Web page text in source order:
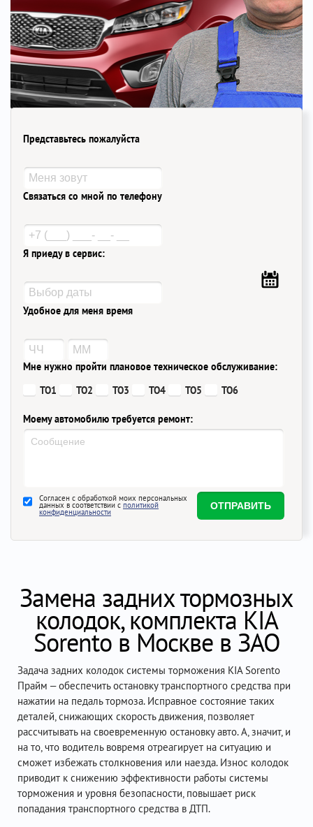
Представьтесь пожалуйста
Связаться со мной по телефону
Я приеду в сервис:
Удобное для меня время
Мне нужно пройти плановое техническое обслуживание:
ТО1
ТО2 ТО3 ТО4 ТО5 ТО6
Моему автомобилю требуется ремонт:
Согласен с обработкой моих персональных
данных в соответствии с политикой
конфиденциальности
Замена задних тормозных
колодок, комплекта KIA
Sorento в Москве в ЗАО
Задача задних колодок системы торможения KIA Sorento
Прайм – обеспечить остановку транспортного средства при
нажатии на педаль тормоза. Исправное состояние таких
деталей, снижающих скорость движения, позволяет
рассчитывать на своевременную остановку авто. А, значит, и
на то, что водитель вовремя отреагирует на ситуацию и
сможет избежать столкновения или наезда. Износ колодок
приводит к снижению эффективности работы системы
торможения и уровня безопасности, повышает риск
попадания транспортного средства в ДТП.